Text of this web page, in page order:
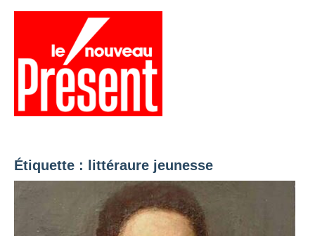
Aller
Étiquette : littéraure jeunesse